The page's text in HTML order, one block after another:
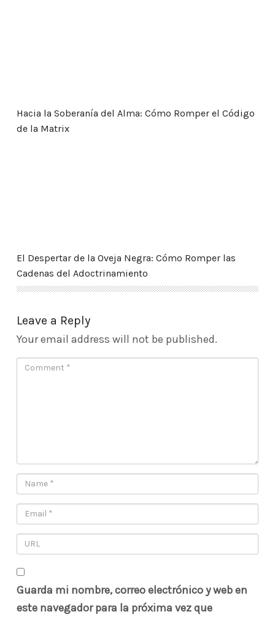
Hacia la Soberanía del Alma: Cómo Romper el Código
de la Matrix
El Despertar de la Oveja Negra: Cómo Romper las
Cadenas del Adoctrinamiento
Leave a Reply
Your email address will not be published.
Guarda mi nombre, correo electrónico y web en
este navegador para la próxima vez que